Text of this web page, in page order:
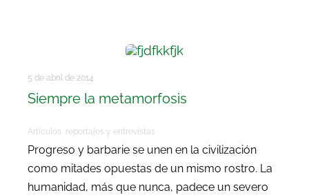
5 de abril de 2014
Siempre la metamorfosis
Artículos, reportajes y entrevistas
Progreso y barbarie se unen en la civilización
como mitades opuestas de un mismo rostro. La
humanidad, más que nunca, padece un severo